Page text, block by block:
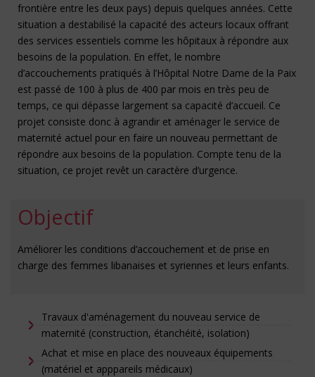
frontière entre les deux pays) depuis quelques années. Cette
situation a destabilisé la capacité des acteurs locaux offrant
des services essentiels comme les hôpitaux à répondre aux
besoins de la population. En effet, le nombre
d’accouchements pratiqués à l’Hôpital Notre Dame de la Paix
est passé de 100 à plus de 400 par mois en très peu de
temps, ce qui dépasse largement sa capacité d’accueil. Ce
projet consiste donc à agrandir et aménager le service de
maternité actuel pour en faire un nouveau permettant de
répondre aux besoins de la population. Compte tenu de la
situation, ce projet revêt un caractère d’urgence.
Objectif
Améliorer les conditions d’accouchement et de prise en
charge des femmes libanaises et syriennes et leurs enfants.
Travaux d'aménagement du nouveau service de
maternité (construction, étanchéité, isolation)
Achat et mise en place des nouveaux équipements
(matériel et apppareils médicaux)